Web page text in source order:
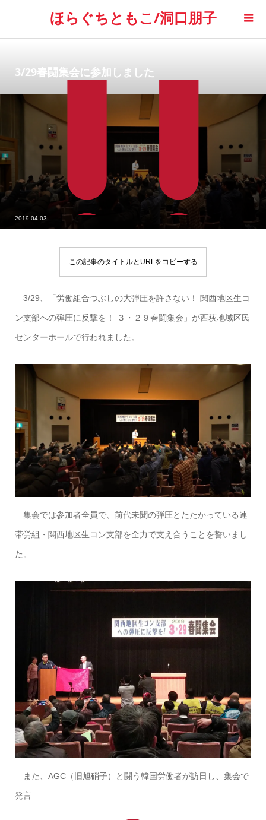
ほらぐちともこ/洞口朋子
3/29春闘集会に参加しました
2019.04.03
この記事のタイトルとURLをコピーする
3/29、「労働組合つぶしの大弾圧を許さない！ 関西地区生コ
ン支部への弾圧に反撃を！ ３・２９春闘集会」が西荻地域区民
センターホールで行われました。
集会では参加者全員で、前代未聞の弾圧とたたかっている連
帯労組・関西地区生コン支部を全力で支え合うことを誓いまし
た。
また、AGC（旧旭硝子）と闘う韓国労働者が訪日し、集会で
発言